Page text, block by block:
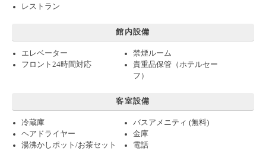
レストラン
館内設備
エレベーター
禁煙ルーム
フロント24時間対応
貴重品保管（ホテルセー
フ）
客室設備
冷蔵庫
バスアメニティ (無料)
ヘアドライヤー
金庫
湯沸かしポット/お茶セット
電話